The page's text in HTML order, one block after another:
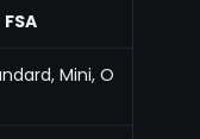
FSA
Mini, O